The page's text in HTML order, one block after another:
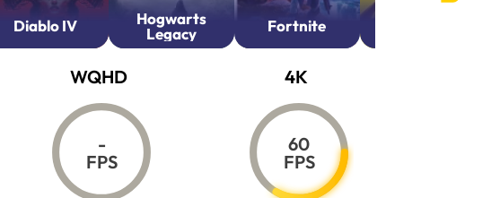
Diablo IV
Hogwarts
Legacy
Fortnite
WQHD 4K
-
FPS
60
FPS